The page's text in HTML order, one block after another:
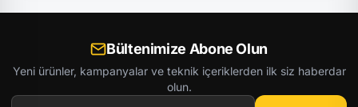
Bültenimize Abone Olun
Yeni ürünler, kampanyalar ve teknik içeriklerden ilk siz haberdar
olun.